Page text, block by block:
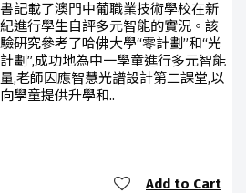
記載了澳門中葡職業技術學校在新
進行學生自評多元智能的實況。該
研究參考了哈佛大學“零計劃”和“光
劃”,成功地為中一學童進行多元智能
,老師因應智慧光譜設計第二課堂,以
學童提供升學和..
Add to Cart